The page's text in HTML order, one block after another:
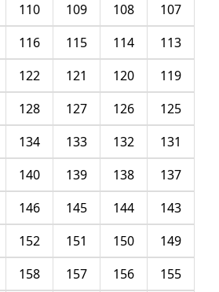
107
108
109
110
113
114
115
116
119
120
121
122
125
126
127
128
131
132
133
134
137
138
139
140
143
144
145
146
149
150
151
152
155
156
157
158